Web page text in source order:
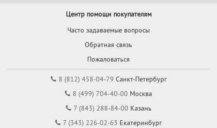
Центр помощи покупателям
Часто задаваемые вопросы
Обратная связь
Пожаловаться
8 (812) 458-04-79 Санкт-Петербург
8 (499) 704-40-00 Москва
7 (843) 288-84-00 Казань
7 (343) 226-02-63 Екатеринбург